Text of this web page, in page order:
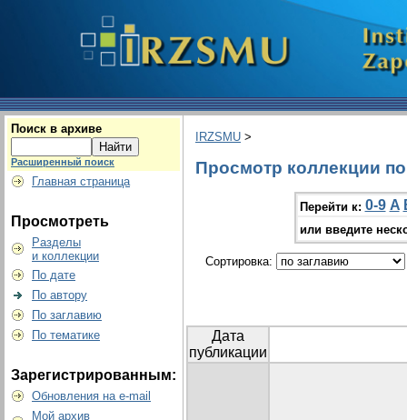
Поиск в архиве
Расширенный поиск
Главная страница
Просмотреть
Разделы
и коллекции
По дате
По автору
По заглавию
По тематике
Зарегистрированным:
Обновления на e-mail
Мой архив
IRZSMU >
Просмотр коллекции
Перейти к: 0-9 A
или введите
Сортировка:
Дата
публикации